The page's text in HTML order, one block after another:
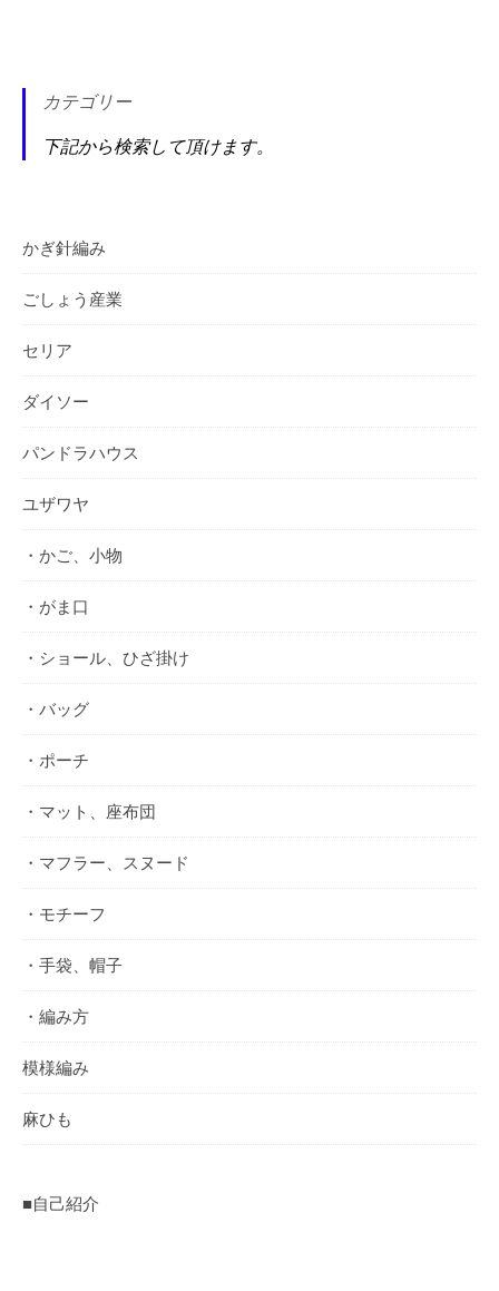
カテゴリー
下記から検索して頂けます。
かぎ針編み
ごしょう産業
セリア
ダイソー
パンドラハウス
ユザワヤ
・かご、小物
・がま口
・ショール、ひざ掛け
・バッグ
・ポーチ
・マット、座布団
・マフラー、スヌード
・モチーフ
・手袋、帽子
・編み方
模様編み
麻ひも
■自己紹介